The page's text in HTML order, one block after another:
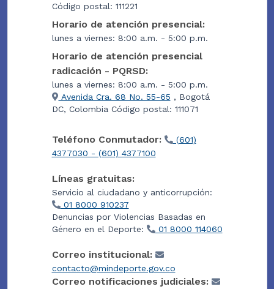
Código postal: 111221
Horario de atención presencial:
lunes a viernes: 8:00 a.m. - 5:00 p.m.
Horario de atención presencial
radicación - PQRSD:
lunes a viernes: 8:00 a.m. - 5:00 p.m.
Avenida Cra. 68 No. 55-65 , Bogotá
DC, Colombia Código postal: 111071
Teléfono Conmutador:
(601)
4377030 - (601) 4377100
Líneas gratuitas:
Servicio al ciudadano y anticorrupción:
01 8000 910237
Denuncias por Violencias Basadas en
Género en el Deporte:
01 8000 114060
Correo institucional:
contacto@mindeporte.gov.co
Correo notificaciones judiciales: